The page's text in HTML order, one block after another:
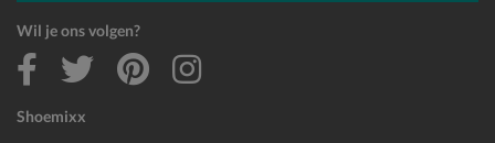
Shoemixx
Wil je ons volgen?